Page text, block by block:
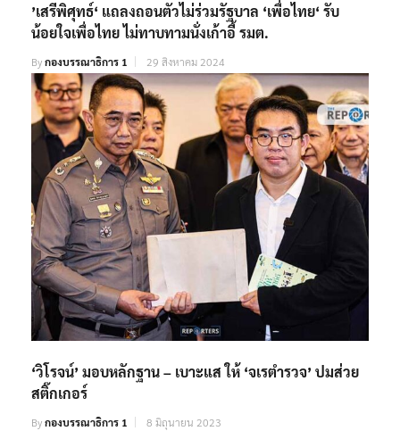
’เสรีพิศุทธ์‘ แถลงถอนตัวไม่ร่วมรัฐบาล ‘เพื่อไทย‘ รับ
น้อยใจเพื่อไทย ไม่ทาบทามนั่งเก้าอี้ รมต.
Byกองบรรณาธิการ 1 29 สิงหาคม 2024
‘วิโรจน์’ มอบหลักฐาน – เบาะแส ให้ ‘จเรตำรวจ’ ปมส่วย
สติ๊กเกอร์
Byกองบรรณาธิการ 1 8 มิถุนายน 2023